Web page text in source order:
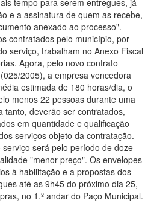
tempo para serem entregues, já
e a assinatura de quem as recebe,
anexado ao processo".
contratados pelo município, por
serviço, trabalham no Anexo Fiscal
Agora, pelo novo contrato
2005), a empresa vencedora
estimada de 180 horas/dia, o
menos 22 pessoas durante uma
tanto, deverão ser contratados,
em quantidade e qualificação
serviços objeto da contratação.
será pelo período de doze
"menor preço". Os envelopes
à habilitação e a propostas dos
até as 9h45 do próximo dia 25,
no 1.º andar do Paço Municipal.